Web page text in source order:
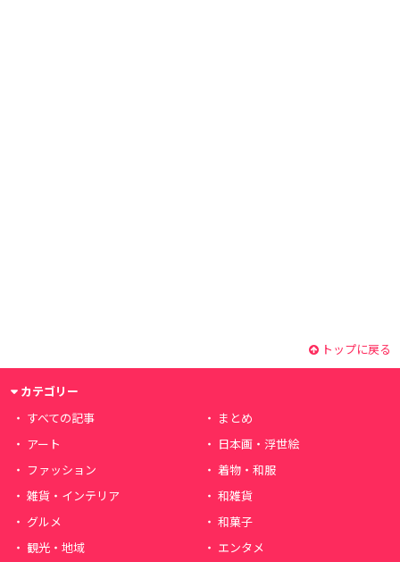
トップに戻る
カテゴリー
すべての記事
まとめ
アート
日本画・浮世絵
ファッション
着物・和服
雑貨・インテリア
和雑貨
グルメ
和菓子
観光・地域
エンタメ